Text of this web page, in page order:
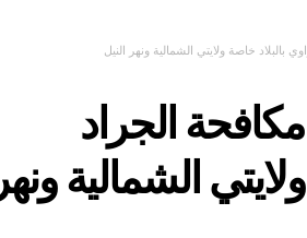
خاصة ولايتي الشمالية ونهر النيل
الجراد
الشمالية ونهر